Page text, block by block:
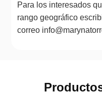
Para los interesados
rango geográfico
correo